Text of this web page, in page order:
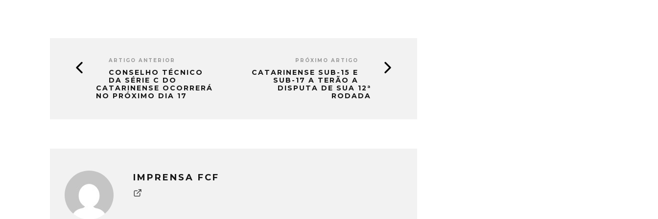
ARTIGO ANTERIOR
CONSELHO TÉCNICO
DA SÉRIE C DO
CATARINENSE OCORRERÁ
NO PRÓXIMO DIA 17
PRÓXIMO ARTIGO
CATARINENSE SUB-15 E
SUB-17 A TERÃO A
DISPUTA DE SUA 12ª
RODADA
IMPRENSA FCF